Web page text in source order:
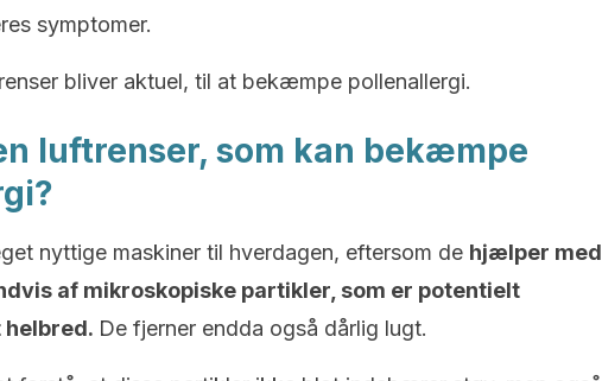
symptomer.
bliver aktuel, til at bekæmpe pollenallergi.
luftrenser, som kan bekæmpe
nyttige maskiner til hverdagen, eftersom de hjælper med
af mikroskopiske partikler, som er potentielt
De fjerner endda også dårlig lugt.